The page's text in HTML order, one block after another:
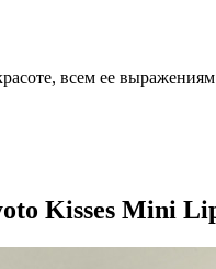
всем ее
Kisses Mini